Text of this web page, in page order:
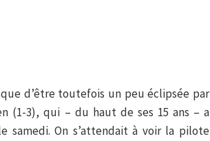
d’être toutefois un peu éclipsée par
(1-3), qui – du haut de ses 15 ans – a
samedi. On s’attendait à voir la pilote